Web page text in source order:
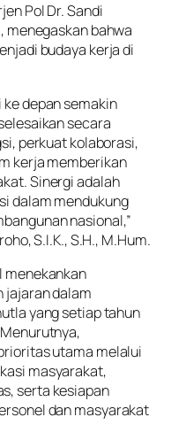
Pol Dr. Sandi
menegaskan bahwa
budaya kerja di
ke depan semakin
secara
perkuat kolaborasi,
kerja memberikan
Sinergi adalah
dalam mendukung
nasional,”
S.I.K., S.H., M.Hum.
menekankan
jajaran dalam
yang setiap tahun
utama melalui
masyarakat,
serta kesiapan
dan masyarakat